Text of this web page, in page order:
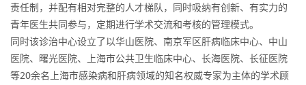
责任制，并配有相对完整的人才梯队，同时吸纳有创新、有实力的
青年医生共同参与，定期进行学术交流和考核的管理模式。
同时该诊治中心设立了以华山医院、南京军区肝病临床中心、中山
医院、曙光医院、上海市公共卫生临床中心、长海医院、长征医院
等20余名上海市感染病和肝病领域的知名权威专家为主体的学术顾